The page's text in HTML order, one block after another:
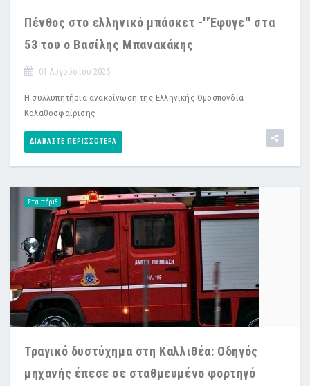
Πένθος στο ελληνικό μπάσκετ -''Έφυγε'' στα
53 του ο Βασίλης Μπανακάκης
01 Αυγούστου 2025
Η συλλυπητήρια ανακοίνωση της Ελληνικής Ομοσπονδία
Καλαθοσφαίρισης
ΔΙΑΒΆΣΤΕ ΠΕΡΙΣΣΌΤΕΡΑ
Στα πέριξ
Τραγικό δυστύχημα στη Καλλιθέα: Οδηγός
μηχανής έπεσε σε σταθμευμένο φορτηγό